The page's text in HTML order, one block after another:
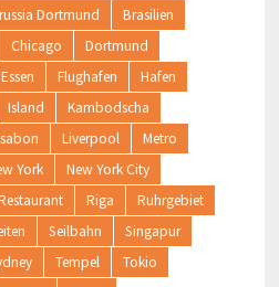
Dortmund
Brasilien
Chicago
Dortmund
Essen Flughafen
Hafen
Island
Kambodscha
Liverpool
Metro
York
New York City
Riga
Ruhrgebiet
Seilbahn
Singapur
Tempel
Tokio